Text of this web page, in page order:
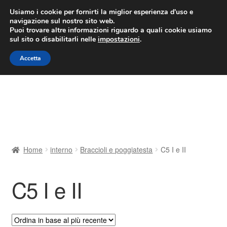
CONSEGNA da 7 EUR
Lun-Ven 9:00 - 16:00/800 580 290
Vai
alla
navigazione
Vai
al
contenuto
Contatto
Il mio account
Home interno Braccioli e poggiatesta C5 I e II
C5 I e II
Usiamo i cookie per fornirti la miglior esperienza d'uso e
navigazione sul nostro sito web.
Puoi trovare altre informazioni riguardo a quali cookie usiamo
sul sito o disabilitarli nelle impostazioni.
Accetta